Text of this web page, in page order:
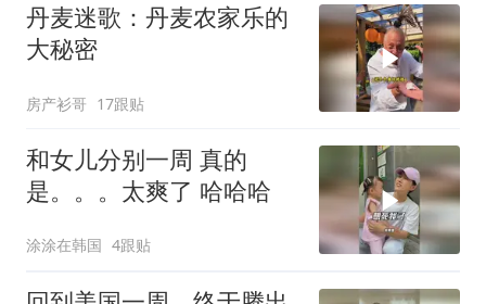
丹麦迷歌：丹麦农家乐的
大秘密
房产衫哥 17跟贴
和女儿分别一周 真的
是。。。太爽了 哈哈哈
涂涂在韩国 4跟贴